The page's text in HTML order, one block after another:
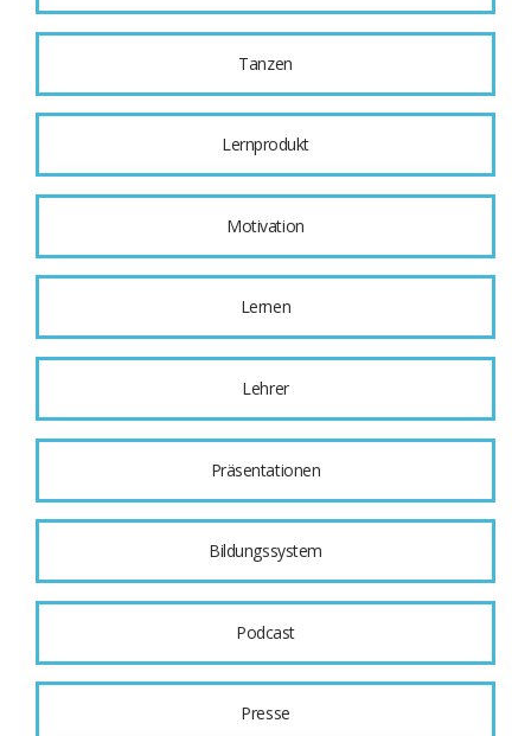
Tanzen
Lernprodukt
Motivation
Lernen
Lehrer
Präsentationen
Bildungssystem
Podcast
Presse